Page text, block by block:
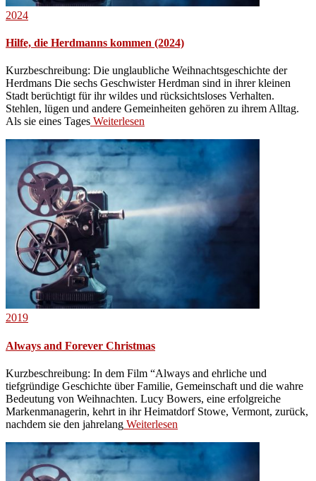
2024
Hilfe, die Herdmanns kommen (2024)
Kurzbeschreibung: Die unglaubliche Weihnachtsgeschichte der
Herdmans Die sechs Geschwister Herdman sind in ihrer kleinen
Stadt berüchtigt für ihr wildes und rücksichtsloses Verhalten.
Stehlen, lügen und andere Gemeinheiten gehören zu ihrem Alltag.
Als sie eines Tages Weiterlesen
2019
Always and Forever Christmas
Kurzbeschreibung: In dem Film “Always and ehrliche und
tiefgründige Geschichte über Familie, Gemeinschaft und die wahre
Bedeutung von Weihnachten. Lucy Bowers, eine erfolgreiche
Markenmanagerin, kehrt in ihr Heimatdorf Stowe, Vermont, zurück,
nachdem sie den jahrelang Weiterlesen